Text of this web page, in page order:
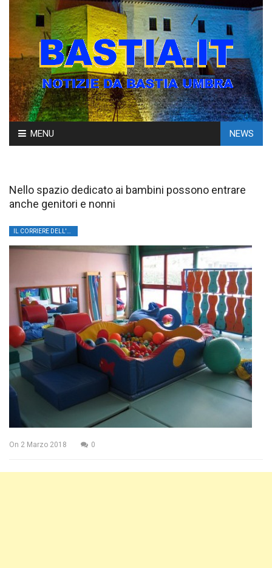
Skip
to
MENU NEWS
Nello spazio dedicato ai bambini possono entrare
anche genitori e nonni
On 2 Marzo 2018 0